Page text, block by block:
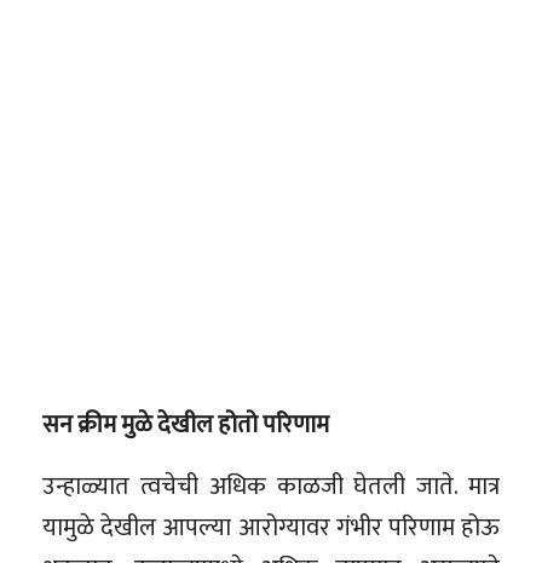
सन क्रीम मुळे देखील होतो परिणाम
उन्हाळ्यात त्वचेची अधिक काळजी घेतली जाते. मात्र
यामुळे देखील आपल्या आरोग्यावर गंभीर परिणाम होऊ